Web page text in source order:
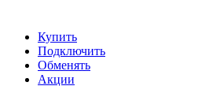
Купить
Подключить
Обменять
Акции